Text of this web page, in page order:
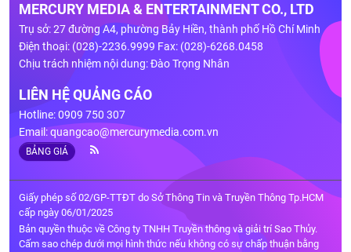
MERCURY MEDIA & ENTERTAINMENT CO., LTD
Trụ sở: 27 đường A4, phường Bảy Hiền, thành phố Hồ Chí Minh
Điện thoại: (028)-2236.9999 Fax: (028)-6268.0458
Chịu trách nhiệm nội dung: Đào Trọng Nhân
LIÊN HỆ QUẢNG CÁO
Hotline: 0909 750 307
Email:quangcao@mercurymedia.com.vn
BẢNG GIÁ
Giấy phép số 02/GP-TTĐT do Sở Thông Tin và Truyền Thông Tp.HCM
cấp ngày 06/01/2025
Bản quyền thuộc về Công ty TNHH Truyền thông và giải trí Sao Thủy.
Cấm sao chép dưới mọi hình thức nếu không có sự chấp thuận bằng